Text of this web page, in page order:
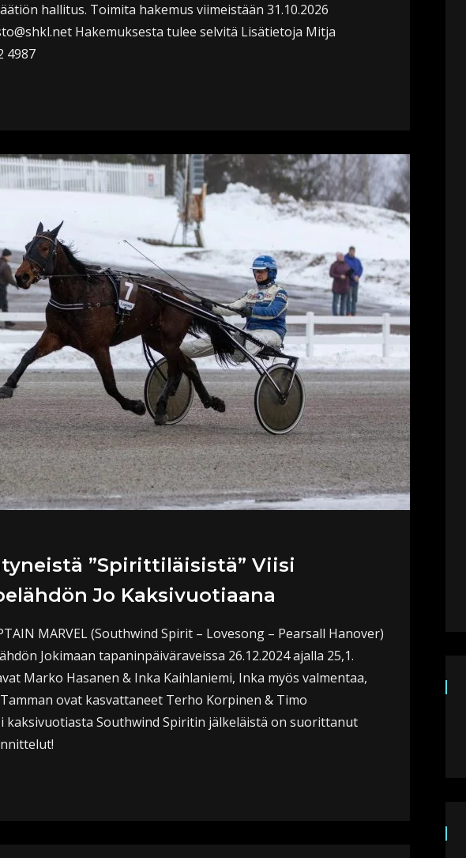
hallitus. Toimita hakemus viimeistään 31.10.2026
Hakemuksesta tulee selvitä Lisätietoja Mitja
4987
”spirittiläisistä” Viisi
Jo Kaksivuotiaana
MARVEL (Southwind Spirit – Lovesong – Pearsall Hanover)
Jokimaan tapaninpäiväraveissa 26.12.2024 ajalla 25,1.
Marko Hasanen & Inka Kaihlaniemi, Inka myös valmentaa,
ovat kasvattaneet Terho Korpinen & Timo
kaksivuotiasta Southwind Spiritin jälkeläistä on suorittanut